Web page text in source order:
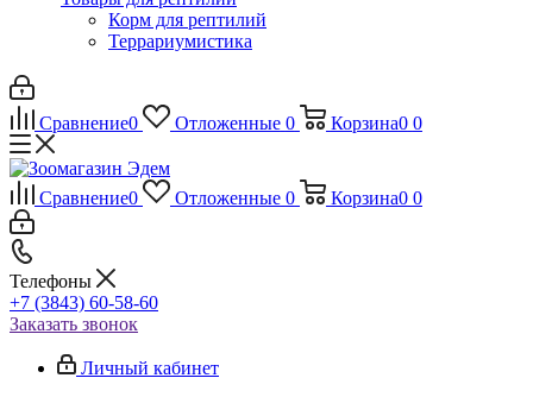
Корм для рептилий
Террариумистика
Сравнение0 Отложенные 0 Корзина0 0
Сравнение0 Отложенные 0 Корзина0 0
Телефоны
+7 (3843) 60-58-60
Заказать звонок
Личный кабинет